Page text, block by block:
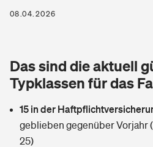
Zur Übersicht
Tools
Wer versichert was: Jetzt
Glasversicherung
Mietkautionsversicherung
Kinderunfall­ver­si­che­rung
Kinderinvalidität
Private Krankenversicherung
Dread-Disease-Versicherung
Tierkrankenversicherung
Zur Übersicht
08.04.2026
Das sind die aktuell
Typklassen für das
15 in der
geblieben gegenüber Vorjahr
25)